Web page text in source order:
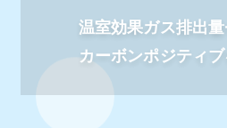
温室効果ガス排出
カーボンポジティ